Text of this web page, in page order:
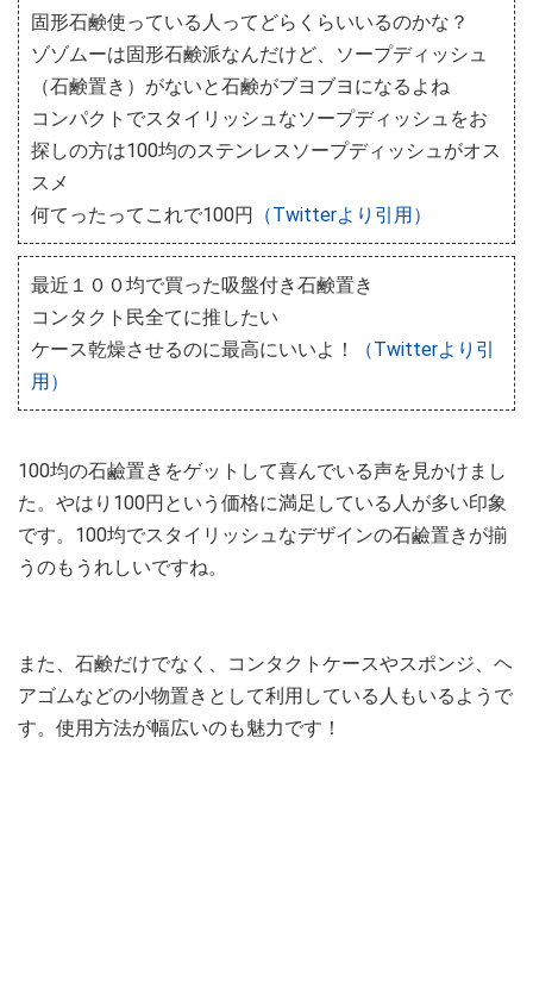
固形石鹸使っている人ってどらくらいいるのかな？
ゾゾムーは固形石鹸派なんだけど、ソープディッシュ
（石鹸置き）がないと石鹸がブヨブヨになるよね
コンパクトでスタイリッシュなソープディッシュをお
探しの方は100均のステンレスソープディッシュがオス
スメ
何てったってこれで100円
（Twitterより引用）
最近１００均で買った吸盤付き石鹸置き
コンタクト民全てに推したい
ケース乾燥させるのに最高にいいよ！
（Twitterより引
用）
100均の石鹼置きをゲットして喜んでいる声を見かけまし
た。やはり100円という価格に満足している人が多い印象
です。100均でスタイリッシュなデザインの石鹼置きが揃
うのもうれしいですね。
また、石鹸だけでなく、コンタクトケースやスポンジ、ヘ
アゴムなどの小物置きとして利用している人もいるようで
す。使用方法が幅広いのも魅力です！